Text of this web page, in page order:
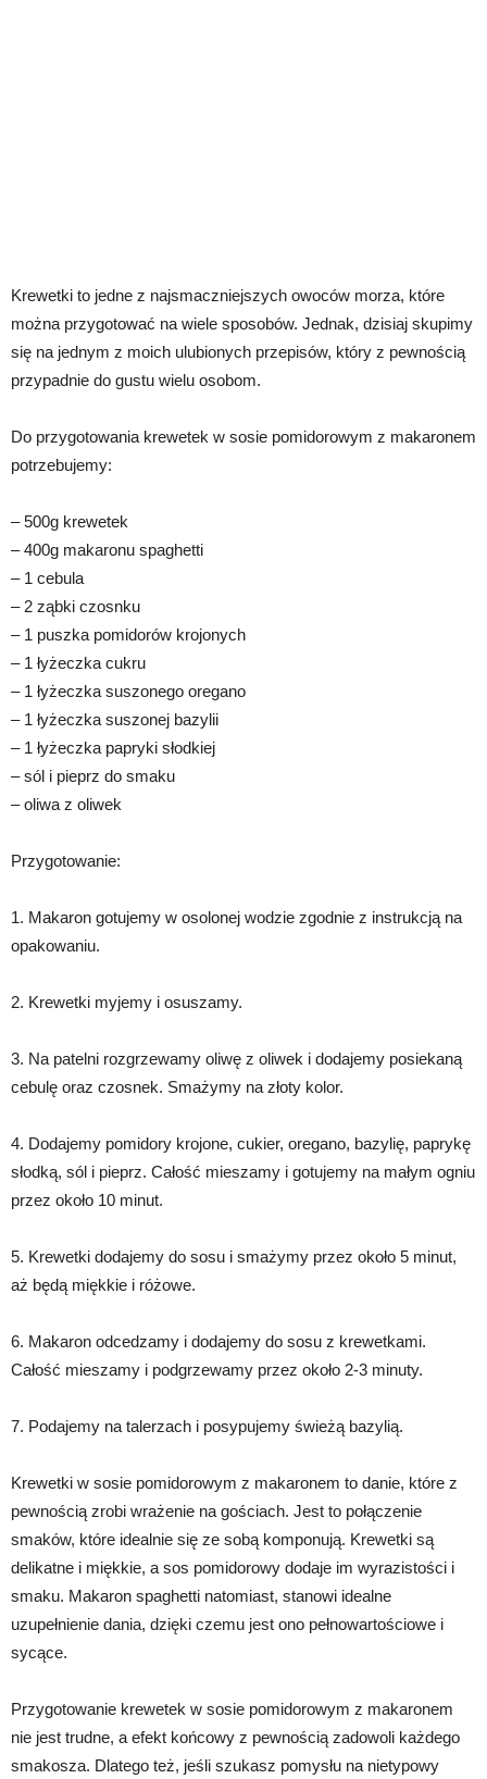
Krewetki to jedne z najsmaczniejszych owoców morza, które
można przygotować na wiele sposobów. Jednak, dzisiaj skupimy
się na jednym z moich ulubionych przepisów, który z pewnością
przypadnie do gustu wielu osobom.
Do przygotowania krewetek w sosie pomidorowym z makaronem
potrzebujemy:
– 500g krewetek
– 400g makaronu spaghetti
– 1 cebula
– 2 ząbki czosnku
– 1 puszka pomidorów krojonych
– 1 łyżeczka cukru
– 1 łyżeczka suszonego oregano
– 1 łyżeczka suszonej bazylii
– 1 łyżeczka papryki słodkiej
– sól i pieprz do smaku
– oliwa z oliwek
Przygotowanie:
1. Makaron gotujemy w osolonej wodzie zgodnie z instrukcją na
opakowaniu.
2. Krewetki myjemy i osuszamy.
3. Na patelni rozgrzewamy oliwę z oliwek i dodajemy posiekaną
cebulę oraz czosnek. Smażymy na złoty kolor.
4. Dodajemy pomidory krojone, cukier, oregano, bazylię, paprykę
słodką, sól i pieprz. Całość mieszamy i gotujemy na małym ogniu
przez około 10 minut.
5. Krewetki dodajemy do sosu i smażymy przez około 5 minut,
aż będą miękkie i różowe.
6. Makaron odcedzamy i dodajemy do sosu z krewetkami.
Całość mieszamy i podgrzewamy przez około 2-3 minuty.
7. Podajemy na talerzach i posypujemy świeżą bazylią.
Krewetki w sosie pomidorowym z makaronem to danie, które z
pewnością zrobi wrażenie na gościach. Jest to połączenie
smaków, które idealnie się ze sobą komponują. Krewetki są
delikatne i miękkie, a sos pomidorowy dodaje im wyrazistości i
smaku. Makaron spaghetti natomiast, stanowi idealne
uzupełnienie dania, dzięki czemu jest ono pełnowartościowe i
sycące.
Przygotowanie krewetek w sosie pomidorowym z makaronem
nie jest trudne, a efekt końcowy z pewnością zadowoli każdego
smakosza. Dlatego też, jeśli szukasz pomysłu na nietypowy